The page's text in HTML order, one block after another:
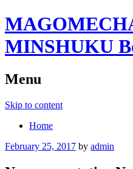
MINSHUKU
Menu
Skip to content
Home
February 25, 2017 by admin